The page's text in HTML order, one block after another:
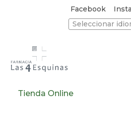
Facebook
Seleccionar
Tienda Online